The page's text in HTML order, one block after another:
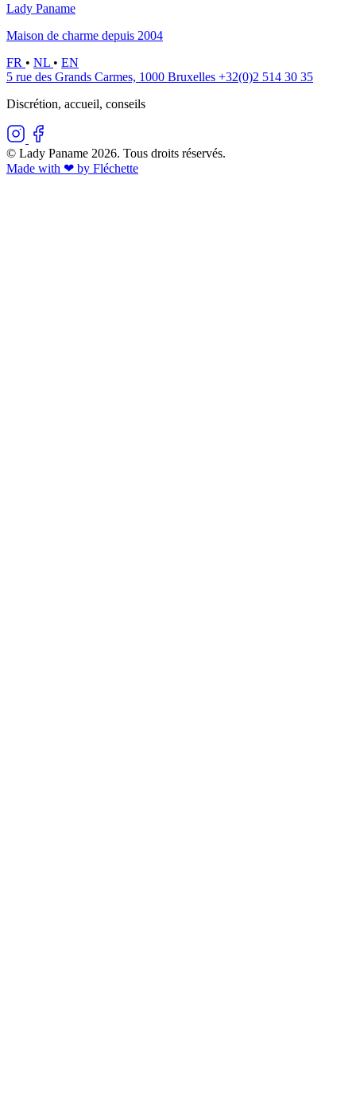
Lady Paname
Maison de charme depuis 2004
FR • NL • EN
5 rue des Grands Carmes, 1000 Bruxelles +32(0)2 514 30 35
Discrétion, accueil, conseils
© Lady Paname 2026. Tous droits réservés.
Made with ❤︎ by Fléchette